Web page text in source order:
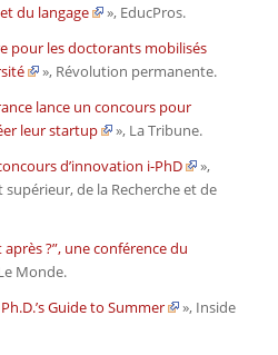
du langage », EducPros.
pour les doctorants mobilisés
», Révolution permanente.
lance un concours pour
leur startup
», La Tribune.
d’innovation i-PhD
»,
supérieur, de la Recherche et de
?”, une conférence du
Monde.
Guide to Summer », Inside